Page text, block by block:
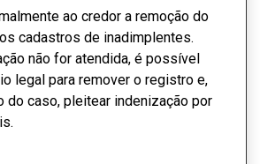
ao credor a remoção do
cadastros de inadimplentes.
não for atendida, é possível
legal para remover o registro e,
do caso, pleitear indenização por